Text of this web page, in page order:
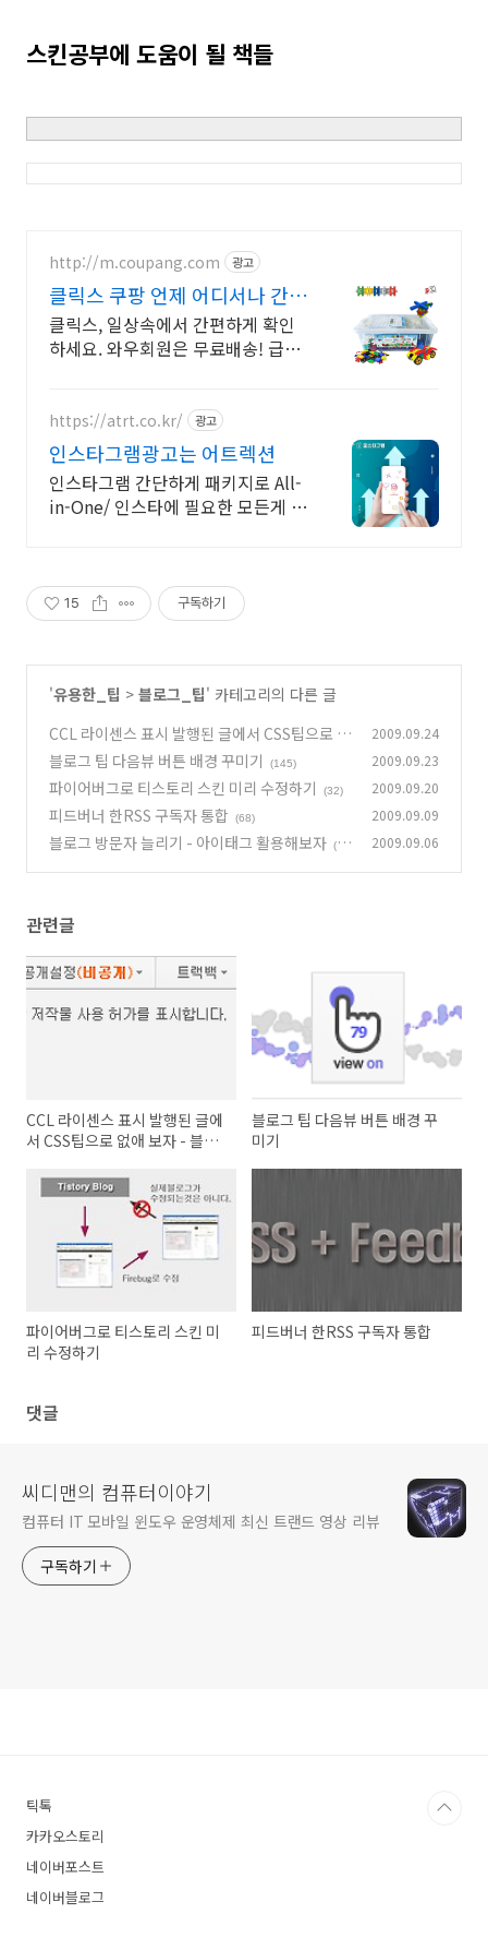
스킨공부에 도움이 될 책들
http://m.coupang.com 광고
클릭스 쿠팡 언제 어디서나 간편
하게
클릭스, 일상속에서 간편하게 확인
하세요. 와우회원은 무료배송! 급하
https://atrt.co.kr/ 광고
인스타그램광고는 어트렉션
인스타그램 간단하게 패키지로 All-
in-One/ 인스타에 필요한 모든게 가
15 구독하기
'유용한_팁 > 블로그_팁' 카테고리의 다른 글
CCL 라이센스 표시 발행된 글에서 CSS팁으로 없
애 보자 - 블로그팁
(23)
2009.09.24
블로그 팁 다음뷰 버튼 배경 꾸미기 (145) 2009.09.23
파이어버그로 티스토리 스킨 미리 수정하기 (32) 2009.09.20
피드버너 한RSS 구독자 통합 (68) 2009.09.09
블로그 방문자 늘리기 - 아이태그 활용해보자 (3
2009.09.06
관련글
CCL 라이센스 표시 발행된 글에
서 CSS팁으로 없애 보자 - 블로
블로그 팁 다음뷰 버튼 배경 꾸
미기
파이어버그로 티스토리 스킨 미
리 수정하기
피드버너 한RSS 구독자 통합
댓글
씨디맨의 컴퓨터이야기
컴퓨터 IT 모바일 윈도우 운영체제 최신 트랜드 영상 리뷰
구독하기
틱톡
카카오스토리
네이버포스트
네이버블로그